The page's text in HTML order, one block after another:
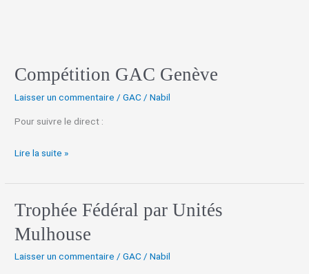
Compétition GAC Genève
Laisser un commentaire /GAC /Nabil
Pour suivre le direct :
Lire la suite »
Trophée Fédéral par Unités
Mulhouse
Laisser un commentaire /GAC /Nabil
Trophée
Fédéral
par
Unités